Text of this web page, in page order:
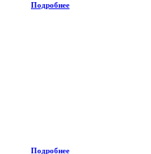
Подробнее
Подробнее